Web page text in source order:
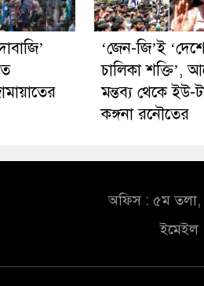
‘জেন-জি’ই
চালিকা শক্তি’,
মন্তব্য থেকে ইউ-
কঙ্গনা রনৌতের
অফিস : ৫ম তলা,
ইমেইল